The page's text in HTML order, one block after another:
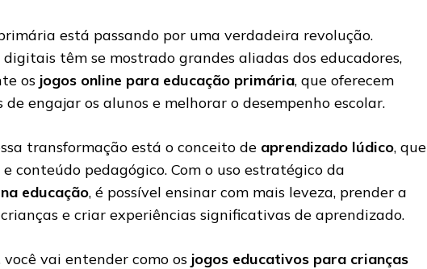
está passando por uma verdadeira revolução.
têm se mostrado grandes aliadas dos educadores,
os jogos online para educação primária, que oferecem
de engajar os alunos e melhorar o desempenho escolar.
transformação está o conceito de aprendizado lúdico, que
conteúdo pedagógico. Com o uso estratégico da
educação, é possível ensinar com mais leveza, prender a
e criar experiências significativas de aprendizado.
vai entender como os jogos educativos para crianças